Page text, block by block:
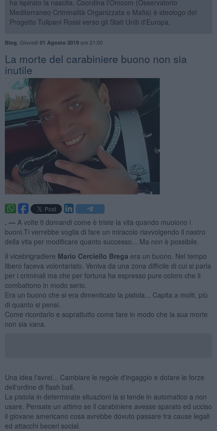
ha ispirato la nascita. Coordina l'Omcom (Osservatorio
Mediterraneo Criminalità Organizzata e Mafia) è ideologo del
Progetto Tulipani Rossi verso gli Stati Uniti d'Europa.
Blog Giovedì 01 Agosto 2019ore 21:00
La morte del carabiniere buono non sia
inutile
. — A volte ti domandi come è triste la vita quando muoiono i
buoni.Ti verrebbe voglia di fare un miracolo riavvolgendo il nastro
della vita per modificare quanto successo... Ma non è possibile.
Il vicebrigradiere Mario Cerciello Brega era un buono. Nel tempo
libero faceva volontariato. Veniva da una zona difficile di cui si parla
per i criminali ma che per fortuna ha espresso pure coloro che li
combattono in modo serio.
Era un buono che si era dimenticato la pistola... Capita a molti, più
di quanto si pensi.
Come ricordarlo e soprattutto come fare in modo che la sua morte
non sia vana.
Una idea l'avrei... Cambiare le regole d'ingaggio e dotare le forze
dell'ordine di flash ball.
La pistola in determinate situazioni la si tende in automatico a non
usare. Pensate un attimo se il carabiniere avesse sparato ed ucciso
il giovane americano cosa avrebbe dovuto passare tra cause legali
ed attacchi beceri social.